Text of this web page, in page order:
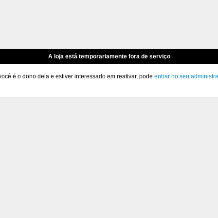
A loja está temporariamente fora de serviço
é o dono dela e estiver interessado em reativar, pode entrar no seu